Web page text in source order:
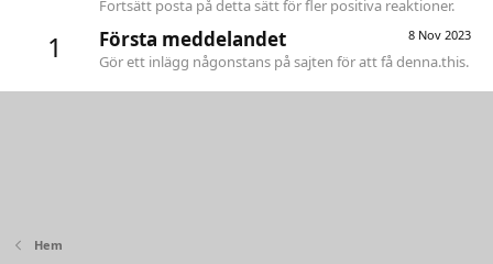
Fortsätt posta på detta sätt för fler positiva reaktioner.
1 8 Nov 2023
Första meddelandet
Gör ett inlägg någonstans på sajten för att få denna.this.
Hem